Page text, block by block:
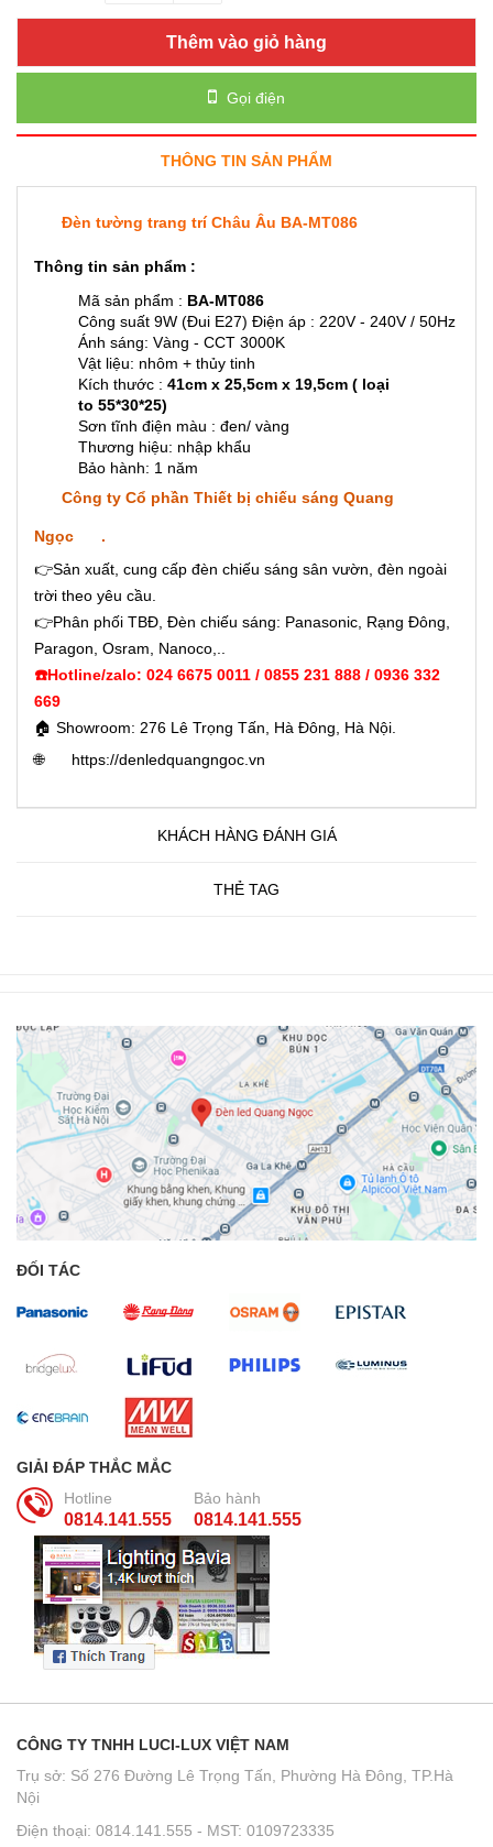
Thêm vào giỏ hàng
Gọi điện
THÔNG TIN SẢN PHẨM
Đèn tường trang trí Châu Âu BA-MT086
Thông tin sản phẩm :
Mã sản phẩm : BA-MT086
Công suất 9W (Đui E27) Điện áp : 220V - 240V / 50Hz
Ánh sáng: Vàng - CCT 3000K
Vật liệu: nhôm + thủy tinh
Kích thước : 41cm x 25,5cm x 19,5cm ( loại
to 55*30*25)
Sơn tĩnh điện màu : đen/ vàng
Thương hiệu: nhập khẩu
Bảo hành: 1 năm
Công ty Cổ phần Thiết bị chiếu sáng Quang
Ngọc
.
👉Sản xuất, cung cấp đèn chiếu sáng sân vườn, đèn ngoài
trời theo yêu cầu.
👉Phân phối TBĐ, Đèn chiếu sáng: Panasonic, Rạng Đông,
Paragon, Osram, Nanoco,..
☎️Hotline/zalo: 024 6675 0011 / 0855 231 888 / 0936 332
669
🏠 Showroom: 276 Lê Trọng Tấn, Hà Đông, Hà Nội.
🌐
https://denledquangngoc.vn
KHÁCH HÀNG ĐÁNH GIÁ
THẺ TAG
ĐỐI TÁC
GIẢI ĐÁP THẮC MẮC
Hotline
0814.141.555
Bảo hành
0814.141.555
CÔNG TY TNHH LUCI-LUX VIỆT NAM
Trụ sở: Số 276 Đường Lê Trọng Tấn, Phường Hà Đông, TP.Hà
Nội
Điện thoại: 0814.141.555 - MST: 0109723335